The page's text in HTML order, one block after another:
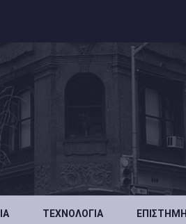
ΤΕΧΝΟΛΟΓΊΑ ΕΠΙΣΤΉΜΗ